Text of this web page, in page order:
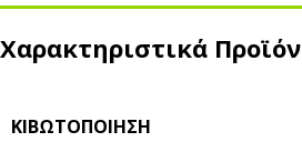
Χαρακτηριστικά
ΚΙΒΩΤΟΠΟΊΗΣΗ